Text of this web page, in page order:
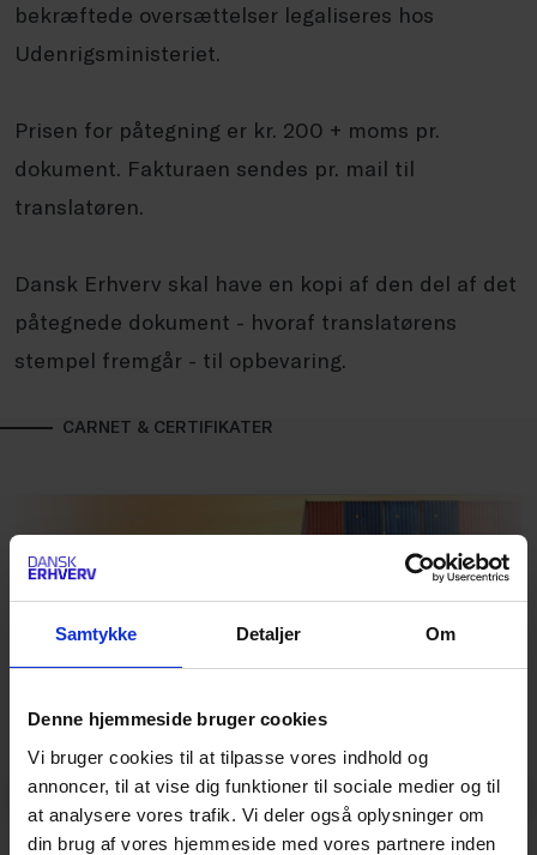
Samtykke Detaljer Om
Denne hjemmeside bruger cookies
Vi bruger cookies til at tilpasse vores indhold og
annoncer, til at vise dig funktioner til sociale medier og til
at analysere vores trafik. Vi deler også oplysninger om
din brug af vores hjemmeside med vores partnere inden
bekræftede oversættelser legaliseres hos
Udenrigsministeriet.
Prisen for påtegning er kr. 200 + moms pr.
dokument. Fakturaen sendes pr. mail til
translatøren.
Dansk Erhverv skal have en kopi af den del af det
påtegnede dokument - hvoraf translatørens
stempel fremgår - til opbevaring.
CARNET & CERTIFIKATER
Forrige
ATA-Carnet